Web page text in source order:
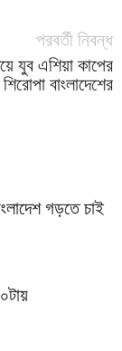
পরবর্তী নিবন্ধ
যুব এশিয়া কাপের
শিরোপা বাংলাদেশের
গড়তে চাই